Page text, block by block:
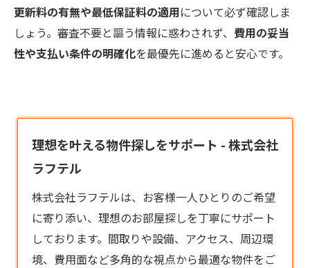
更新料の有無や最低保証料の適用について必ず確認しま
しょう。審査不要と謳う情報に惑わされず、 費用の妥当
性や支払い条件の明確化を最優先に進めると安心です。
理想を叶える物件探しをサポート - 株式会社
ラフテル
株式会社ラフテルは、お客様一人ひとりのご希望
に寄り添い、理想のお部屋探しを丁寧にサポート
しております。間取りや設備、アクセス、周辺環
境、費用面など多角的な視点から最適な物件をご